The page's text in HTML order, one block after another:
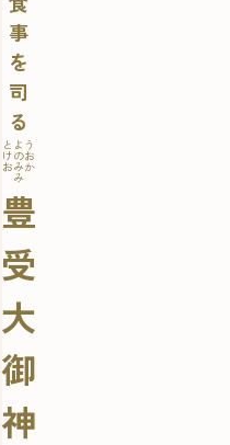
事
を
司
る
豊
受
大
御
神
とよう
けのお
おみか
み